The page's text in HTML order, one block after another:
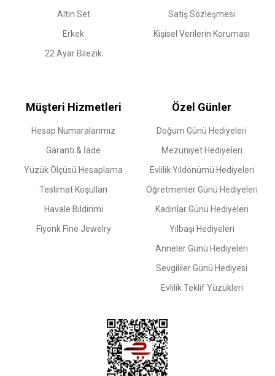
Altın Set
Erkek
22 Ayar Bilezik
Satış Sözleşmesi
Kişisel Verilerin Koruması
Müşteri Hizmetleri
Hesap Numaralarımız
Garanti & İade
Yüzük Ölçüsü Hesaplama
Teslimat Koşulları
Havale Bildirimi
Fiyonk Fine Jewelry
Özel Günler
Doğum Günü Hediyeleri
Mezuniyet Hediyeleri
Evlilik Yıldönümü Hediyeleri
Öğretmenler Günü Hediyeleri
Kadınlar Günü Hediyeleri
Yılbaşı Hediyeleri
Anneler Günü Hediyeleri
Sevgililer Günü Hediyesi
Evlilik Teklif Yüzükleri